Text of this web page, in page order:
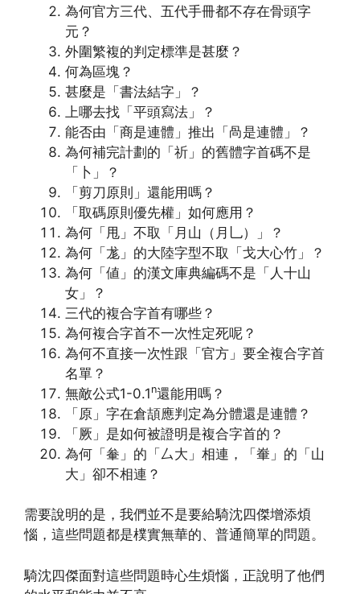
為何官方三代、五代手冊都不存在骨頭字
元？
外圍繁複的判定標準是甚麼？
何為區塊？
甚麼是「書法結字」？
上哪去找「平頭寫法」？
能否由「商是連體」推出「咼是連體」？
為何補完計劃的「祈」的舊體字首碼不是
「卜」？
「剪刀原則」還能用嗎？
「取碼原則優先權」如何應用？
為何「甩」不取「月山（月乚）」？
為何「尨」的大陸字型不取「戈大心竹」？
為何「値」的漢文庫典編碼不是「人十山
女」？
三代的複合字首有哪些？
為何複合字首不一次性定死呢？
為何不直接一次性跟「官方」要全複合字首
名單？
無敵公式1-0.1 n還能用嗎？
「原」字在倉頡應判定為分體還是連體？
「厥」是如何被證明是複合字首的？
為何「軬」的「厶大」相連，「輋」的「山
大」卻不相連？
需要說明的是，我們並不是要給騎沈四傑增添煩
惱，這些問題都是樸實無華的、普通簡單的問題。
騎沈四傑面對這些問題時心生煩惱，正說明了他們